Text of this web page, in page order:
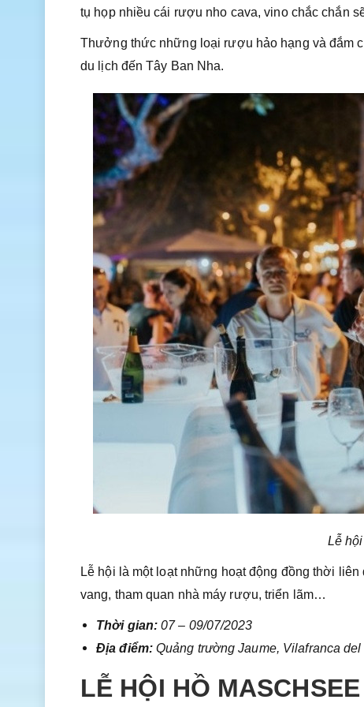
tụ họp nhiều cái rượu nho cava, vino chắc chắn
Thưởng thức những loại rượu hảo hạng và đắm
du lịch đến Tây Ban Nha.
Lễ
Lễ hội là một loạt những hoạt động đồng thời
vang, tham quan nhà máy rượu, triển lãm…
Thời gian: 07 – 09/07/2023
Địa điểm: Quảng trường Jaume, Vilafranca
LỄ HỘI HỒ MASCHSEE